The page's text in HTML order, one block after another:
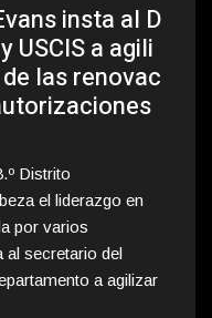
insta al D
USCIS a agili
las renovac
Distrito
el liderazgo en
por varios
al secretario del
a agilizar